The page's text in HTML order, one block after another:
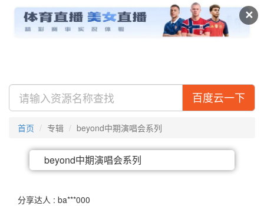
✕
及搜盘 视频 专辑
百度云一下
首页 专辑 beyond中期演唱会系列
beyond中期演唱会系列
分享达人 : ba***000